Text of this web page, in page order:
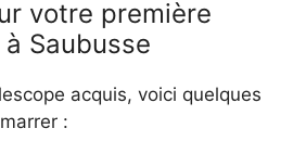
votre première
Saubusse
acquis, voici quelques
: